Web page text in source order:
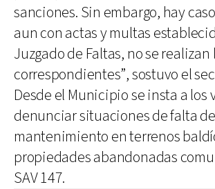
sanciones. Sin embargo, hay
aun con actas y multas
Juzgado de Faltas, no se realizan
correspondientes”, sostuvo el
Desde el Municipio se insta a los
denunciar situaciones de falta de
mantenimiento en terrenos
propiedades abandonadas
SAV 147.